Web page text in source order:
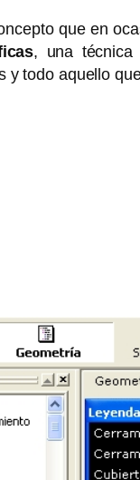
que en
, una técnica
y todo aquello